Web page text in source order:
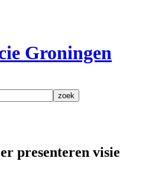
zoek
presenteren visie